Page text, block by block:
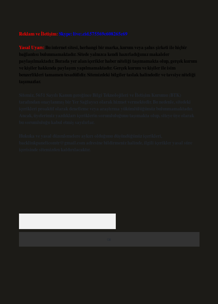
Reklam ve İletişim:Skype: live:.cid.575569c608265c69
Yasal Uyarı: Bu internet sitesi, herhangi bir marka, kurum veya şahıs şirketi ile hiçbir
bağlantısı bulunmamaktadır. Sitede yalnızca kendi hazırladığımız makaleler
paylaşılmaktadır. Burada yer alan içerikler haber niteliği taşımamakta olup, gerçek kurum
ve kişiler hakkında paylaşım yapılmamaktadır. Gerçek kurum ve kişiler ile isim
benzerlikleri tamamen tesadüfidir. Sitemizdeki bilgiler taslak halindedir ve tavsiye niteliği
taşımazlar.
Sitemiz, 5651 Sayılı Kanun gereğince Bilgi Teknolojileri ve İletişim Kurumu (BTK)
tarafından onaylanmış bir Yer Sağlayıcı olarak hizmet vermektedir. Bu nedenle, sitedeki
içerikleri proaktif olarak denetleme veya araştırma yükümlülüğümüz bulunmamaktadır.
Ancak, üyelerimiz yazdıkları içeriklerin sorumluluğunu taşımakta olup, siteye üye olarak
bu sorumluluğu kabul etmiş sayılırlar.
Hukuka ve yasal düzenlemelere aykırı olduğunu düşündüğünüz içerikleri,
backlinkpanelicomtr@gmail.com adresine bildirmeniz halinde, ilgili içerikler yasal süre
içerisinde sitemizden kaldırılacaktır.